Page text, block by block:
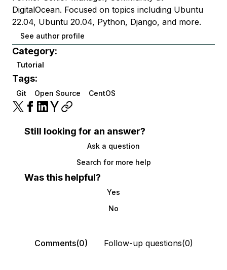
DigitalOcean. Focused on topics including Ubuntu
22.04, Ubuntu 20.04, Python, Django, and more.
See author profile
Category:
Tutorial
Tags:
Git Open Source CentOS
Still looking for an answer?
Ask a question
Search for more help
Was this helpful?
Yes
No
Comments(0) Follow-up questions(0)